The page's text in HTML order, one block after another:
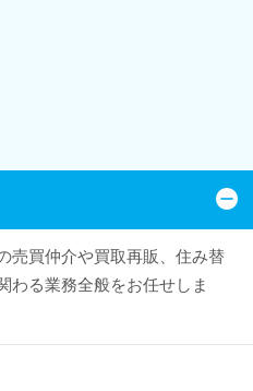
売買仲介や買取再販、住み替
わる業務全般をお任せしま